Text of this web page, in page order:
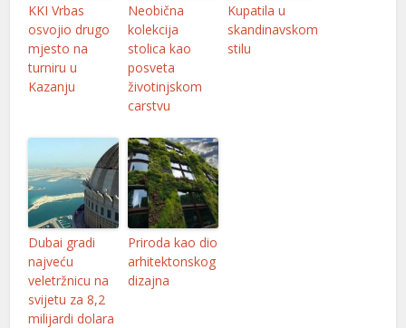
KKI Vrbas
osvojio drugo
mjesto na
turniru u
Kazanju
Neobična
kolekcija
stolica kao
posveta
životinjskom
carstvu
Kupatila u
skandinavskom
stilu
Dubai gradi
najveću
veletržnicu na
svijetu za 8,2
milijardi dolara
Priroda kao dio
arhitektonskog
dizajna